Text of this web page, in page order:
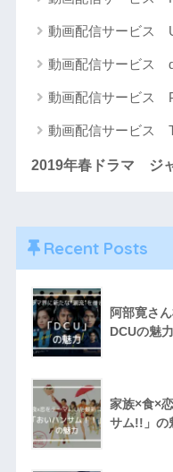
動画配信サービス
動画配信サービス
動画配信サービス
動画配信サービス
2019年春ドラマ ジ
Recent Posts
阿部寛さ
DCUの魅
家族×食×
サム!!」の